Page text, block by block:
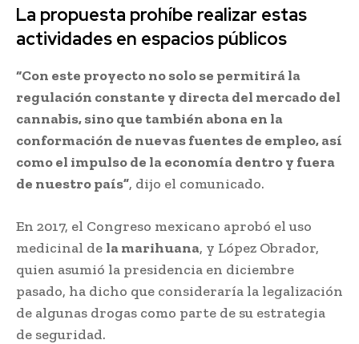
La propuesta prohíbe realizar estas
actividades en espacios públicos
“Con este proyecto no solo se permitirá la
regulación constante y directa del mercado del
cannabis, sino que también abona en la
conformación de nuevas fuentes de empleo, así
como el impulso de la economía dentro y fuera
de nuestro país”, dijo el comunicado.
En 2017, el Congreso mexicano aprobó el uso
medicinal de la marihuana, y López Obrador,
quien asumió la presidencia en diciembre
pasado, ha dicho que consideraría la legalización
de algunas drogas como parte de su estrategia
de seguridad.